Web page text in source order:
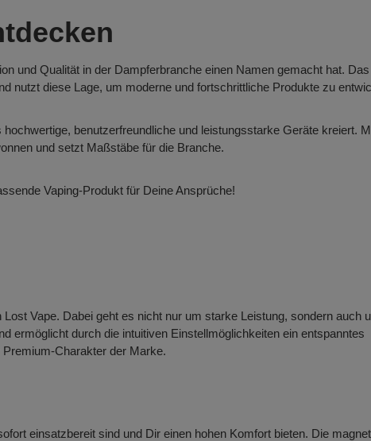
und Qualität in der Dampferbranche einen Namen gemacht hat. Das
nutzt diese Lage, um moderne und fortschrittliche Produkte zu
benutzerfreundliche und leistungsstarke Geräte kreiert.
und setzt Maßstäbe für die Branche.
Vaping-Produkt für Deine Ansprüche!
Vape. Dabei geht es nicht nur um starke Leistung, sondern auch
ermöglicht durch die intuitiven Einstellmöglichkeiten ein entspanntes
Charakter der Marke.
einsatzbereit sind und Dir einen hohen Komfort bieten. Die